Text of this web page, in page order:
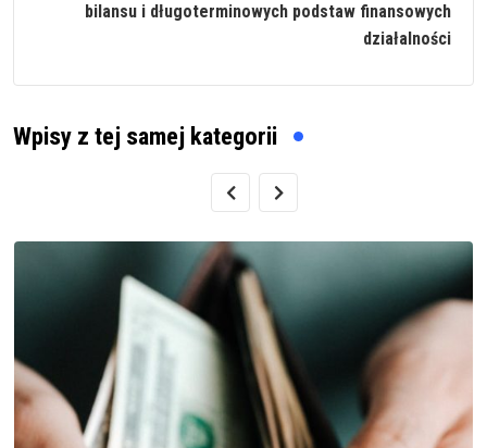
bilansu i długoterminowych podstaw finansowych
działalności
Wpisy z tej samej kategorii